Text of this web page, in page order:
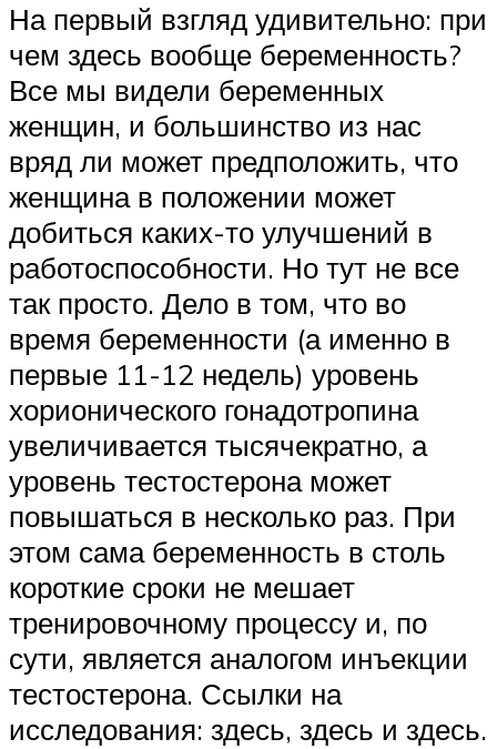
На первый взгляд удивительно: при
чем здесь вообще беременность?
Все мы видели беременных
женщин, и большинство из нас
вряд ли может предположить, что
женщина в положении может
добиться каких-то улучшений в
работоспособности. Но тут не все
так просто. Дело в том, что во
время беременности (а именно в
первые 11-12 недель) уровень
хорионического гонадотропина
увеличивается тысячекратно, а
уровень тестостерона может
повышаться в несколько раз. При
этом сама беременность в столь
короткие сроки не мешает
тренировочному процессу и, по
сути, является аналогом инъекции
тестостерона. Ссылки на
исследования: здесь, здесь и здесь.